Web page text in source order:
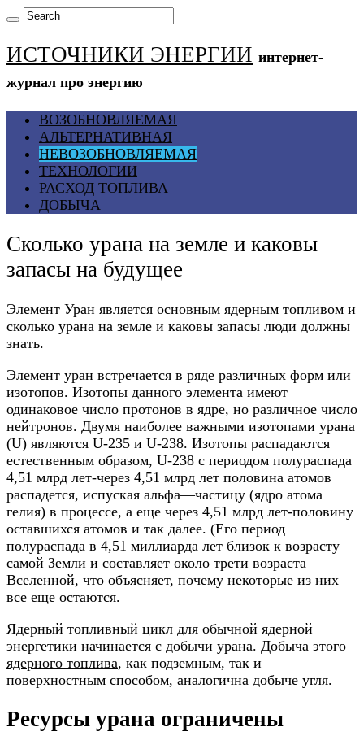
ИСТОЧНИКИ ЭНЕРГИИ интернет-
журнал про энергию
ВОЗОБНОВЛЯЕМАЯ
АЛЬТЕРНАТИВНАЯ
НЕВОЗОБНОВЛЯЕМАЯ
ТЕХНОЛОГИИ
РАСХОД ТОПЛИВА
ДОБЫЧА
Сколько урана на земле и каковы
запасы на будущее
Элемент Уран является основным ядерным топливом и
сколько урана на земле и каковы запасы люди должны
знать.
Элемент уран встречается в ряде различных форм или
изотопов. Изотопы данного элемента имеют
одинаковое число протонов в ядре, но различное число
нейтронов. Двумя наиболее важными изотопами урана
(U) являются U-235 и U-238. Изотопы распадаются
естественным образом, U-238 с периодом полураспада
4,51 млрд лет-через 4,51 млрд лет половина атомов
распадется, испуская альфа—частицу (ядро атома
гелия) в процессе, а еще через 4,51 млрд лет-половину
оставшихся атомов и так далее. (Его период
полураспада в 4,51 миллиарда лет близок к возрасту
самой Земли и составляет около трети возраста
Вселенной, что объясняет, почему некоторые из них
все еще остаются.
Ядерный топливный цикл для обычной ядерной
энергетики начинается с добычи урана. Добыча этого
ядерного топлива, как подземным, так и
поверхностным способом, аналогична добыче угля.
Ресурсы урана ограничены